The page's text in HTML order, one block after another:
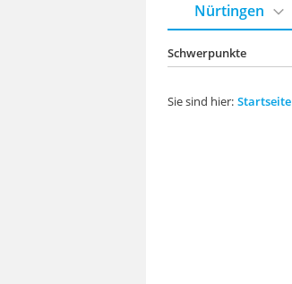
Schwerpunkte
Nürtingen
Sie sind hier: Startseite